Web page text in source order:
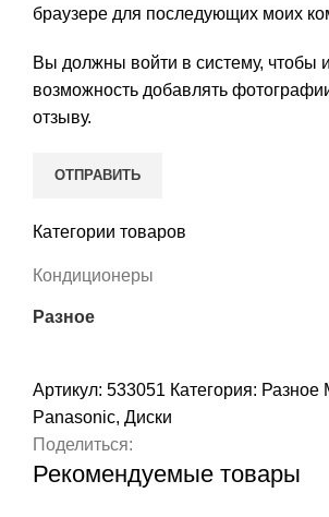
браузере для последующих моих
Вы должны войти в систему, чтобы
возможность добавлять
отзыву.
Категории товаров
Кондиционеры
Разное
Артикул: 533051 Категория: Разное
Panasonic, Диски
Поделиться:
Рекомендуемые товары